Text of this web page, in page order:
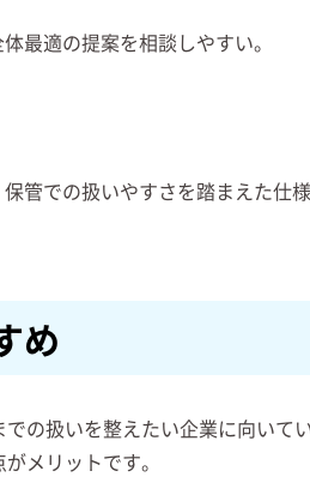
最適の提案を相談しやすい。
管での扱いやすさを踏まえた仕
め
の扱いを整えたい企業に向いて
メリットです。